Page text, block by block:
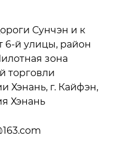
Сунчэн и к
6-й улицы, район
зона
торговли
Хэнань, г. Кайфэн,
Хэнань